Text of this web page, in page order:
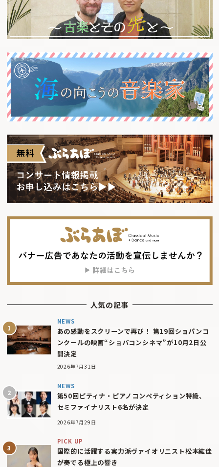
人気の記事
NEWS
あの感動をスクリーンで再び！ 第19回ショパンコ
ンクールの映画“ショパコンシネマ”が10月2日公
開決定
2026年7月31日
NEWS
第50回ピティナ・ピアノコンペティション特級、
セミファイナリスト6名が決定
2026年7月29日
PICK UP
国際的に活躍する実力派ヴァイオリニスト松本紘佳
が奏でる極上の響き